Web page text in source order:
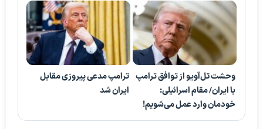
وحشت تل‌آویو از توافق ترامپ
با ایران/ مقام اسرائیلی:
خودمان وارد عمل می‌شویم!
ترامپ مدعی پیروزی مقابل
ایران شد